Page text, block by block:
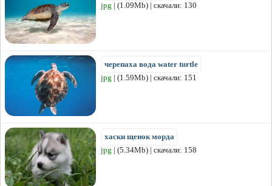
jpg | (1.09Mb) | скачали: 130
черепаха вода water turtle
jpg | (1.59Mb) | скачали: 151
хаски щенок морда
jpg | (5.34Mb) | скачали: 158